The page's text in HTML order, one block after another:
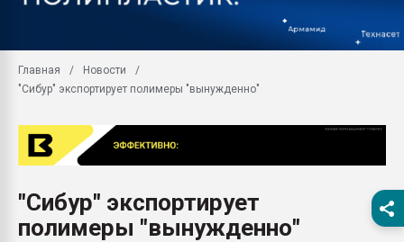
заводу пластмасс"
28.07.2026
28.07.2026
Главная
Новости
"Сибур" экспортирует полимеры "вынужденно"
"Сибур" экспортирует
полимеры "вынужденно"